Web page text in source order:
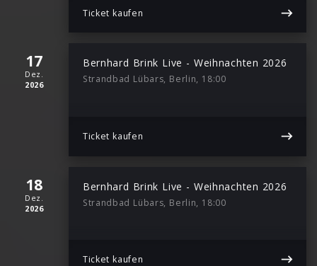
Ticket kaufen
17
Dez.
2026
Bernhard Brink Live - Weihnachten 2026
Strandbad Lübars, Berlin, 18:00
Ticket kaufen
18
Dez.
2026
Bernhard Brink Live - Weihnachten 2026
Strandbad Lübars, Berlin, 18:00
Ticket kaufen